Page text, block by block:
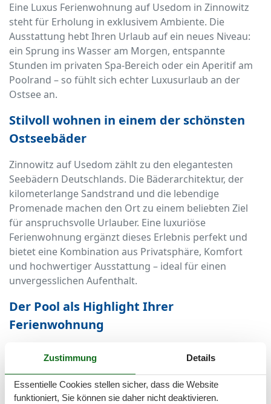
Eine Luxus Ferienwohnung auf Usedom in Zinnowitz
steht für Erholung in exklusivem Ambiente. Die
Ausstattung hebt Ihren Urlaub auf ein neues Niveau:
ein Sprung ins Wasser am Morgen, entspannte
Stunden im privaten Spa-Bereich oder ein Aperitif am
Poolrand – so fühlt sich echter Luxusurlaub an der
Ostsee an.
Stilvoll wohnen in einem der schönsten
Ostseebäder
Zinnowitz auf Usedom zählt zu den elegantesten
Seebädern Deutschlands. Die Bäderarchitektur, der
kilometerlange Sandstrand und die lebendige
Promenade machen den Ort zu einem beliebten Ziel
für anspruchsvolle Urlauber. Eine luxuriöse
Ferienwohnung ergänzt dieses Erlebnis perfekt und
bietet eine Kombination aus Privatsphäre, Komfort
und hochwertiger Ausstattung – ideal für einen
unvergesslichen Aufenthalt.
Der Pool als Highlight Ihrer
Ferienwohnung
einer Luxus Ferienwohnung mit Pool genießen Sie
ungestörte Wellness-Momente, ganz ohne
Wartezeiten oder fremde Gäste. Viele Wohnungen
Zustimmung Details
Essentielle Cookies stellen sicher, dass die Website
funktioniert, Sie können sie daher nicht deaktivieren.